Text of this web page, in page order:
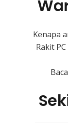
Kenapa
Rakit